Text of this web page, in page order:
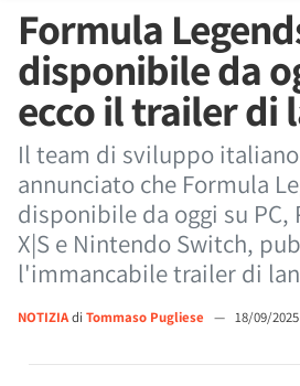
Formula
disponibile da
ecco il trailer di
Il team di sviluppo
annunciato che Formula
disponibile da oggi su PC,
X|S e Nintendo Switch,
l'immancabile trailer di
NOTIZIAdi Tommaso Pugliese — 18/09/2025